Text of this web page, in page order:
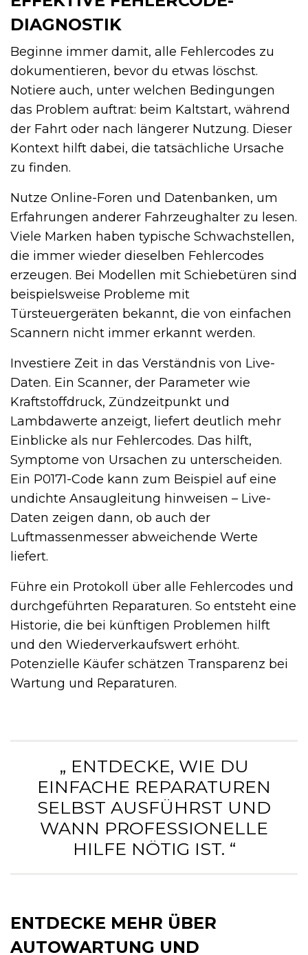
DIAGNOSTIK
Beginne immer damit, alle Fehlercodes zu
dokumentieren, bevor du etwas löschst.
Notiere auch, unter welchen Bedingungen
das Problem auftrat: beim Kaltstart, während
der Fahrt oder nach längerer Nutzung. Dieser
Kontext hilft dabei, die tatsächliche Ursache
zu finden.
Nutze Online-Foren und Datenbanken, um
Erfahrungen anderer Fahrzeughalter zu lesen.
Viele Marken haben typische Schwachstellen,
die immer wieder dieselben Fehlercodes
erzeugen. Bei Modellen mit Schiebetüren sind
beispielsweise Probleme mit
Türsteuergeräten bekannt, die von einfachen
Scannern nicht immer erkannt werden.
Investiere Zeit in das Verständnis von Live-
Daten. Ein Scanner, der Parameter wie
Kraftstoffdruck, Zündzeitpunkt und
Lambdawerte anzeigt, liefert deutlich mehr
Einblicke als nur Fehlercodes. Das hilft,
Symptome von Ursachen zu unterscheiden.
Ein P0171-Code kann zum Beispiel auf eine
undichte Ansaugleitung hinweisen – Live-
Daten zeigen dann, ob auch der
Luftmassenmesser abweichende Werte
liefert.
Führe ein Protokoll über alle Fehlercodes und
durchgeführten Reparaturen. So entsteht eine
Historie, die bei künftigen Problemen hilft
und den Wiederverkaufswert erhöht.
Potenzielle Käufer schätzen Transparenz bei
Wartung und Reparaturen.
„ ENTDECKE, WIE DU
EINFACHE REPARATUREN
SELBST AUSFÜHRST UND
WANN PROFESSIONELLE
HILFE NÖTIG IST. “
ENTDECKE MEHR ÜBER
AUTOWARTUNG UND